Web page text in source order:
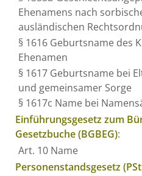
Ehenamens nach
ausländischen
§ 1616 Geburtsname des
Ehenamen
§ 1617 Geburtsname bei
und gemeinsamer Sorge
§ 1617c Name bei
Einführungsgesetz zum
Gesetzbuche (BGBEG):
Art. 10 Name
Personenstandsgesetz